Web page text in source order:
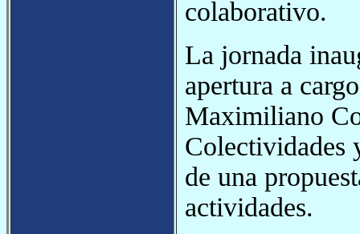
colaborativo.
La jornada
apertura a
Maximiliano
Colectividades
de una
actividades.